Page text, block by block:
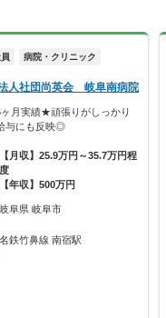
病院・クリニック
人社団尚英会 岐阜南病院
月実績★頑張りがしっかり
与にも反映◎
【月収】25.9万円～35.7万円程
度
【年収】500万円
岐阜県 岐阜市
名鉄竹鼻線 南宿駅